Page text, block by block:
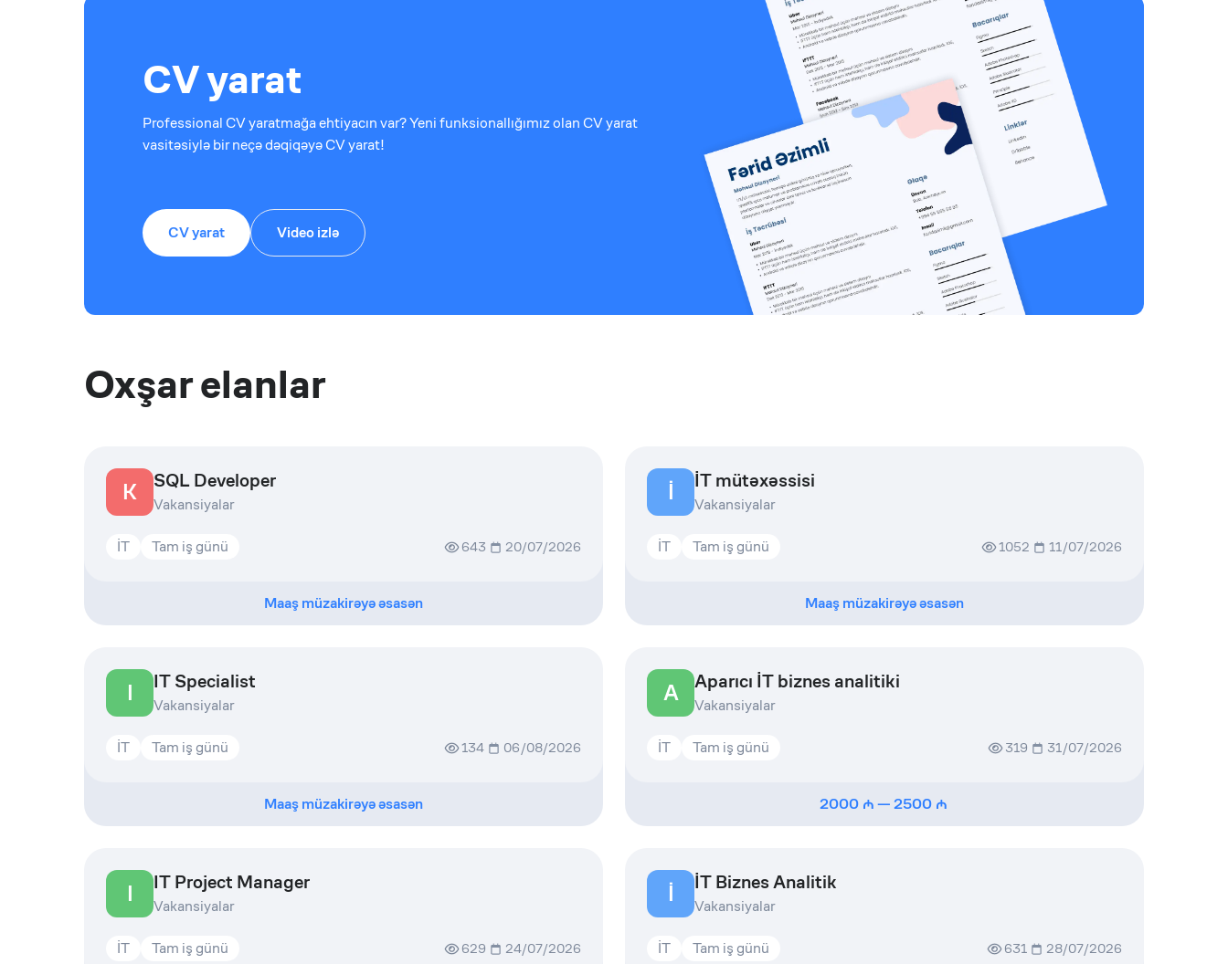
CV yarat
Professional CV yaratmağa ehtiyacın var? Yeni funksionallığımız olan CV yarat
vasitəsiylə bir neçə dəqiqəyə CV yarat!
CV yarat Video izlə
Oxşar elanlar
K SQL Developer
Vakansiyalar
İT Tam iş günü 643 20/07/2026
Maaş müzakirəyə əsasən
İ İT mütəxəssisi
Vakansiyalar
İT Tam iş günü 1052 11/07/2026
Maaş müzakirəyə əsasən
I IT Specialist
Vakansiyalar
İT Tam iş günü 134 06/08/2026
Maaş müzakirəyə əsasən
A Aparıcı İT biznes analitiki
Vakansiyalar
İT Tam iş günü 319 31/07/2026
2000 —2500
I IT Project Manager
Vakansiyalar
İT Tam iş günü 629 24/07/2026
İ İT Biznes Analitik
Vakansiyalar
İT Tam iş günü 631 28/07/2026